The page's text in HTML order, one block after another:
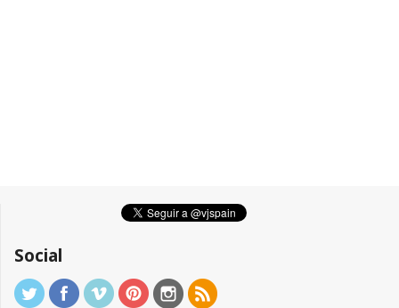
Social